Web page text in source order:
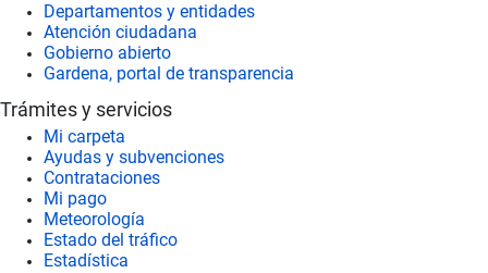
Departamentos y entidades
Atención ciudadana
Gobierno abierto
Gardena, portal de transparencia
Trámites y servicios
Mi carpeta
Ayudas y subvenciones
Contrataciones
Mi pago
Meteorología
Estado del tráfico
Estadística